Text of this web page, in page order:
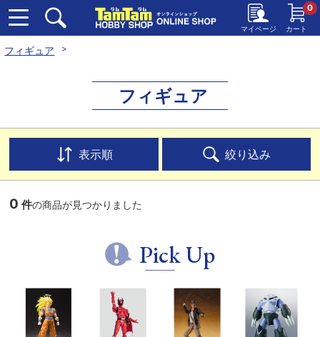
マイページ カート
0
フィギュア
フィギュア
表示順 絞り込み
0 件の商品が見つかりました
Pick Up